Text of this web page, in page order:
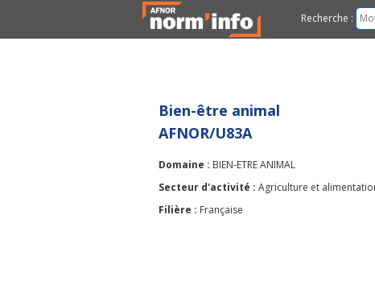
Recherche :
Bien-être animal
AFNOR/U83A
Domaine : BIEN-ETRE ANIMAL
Secteur d'activité : Agriculture et
Filière : Française